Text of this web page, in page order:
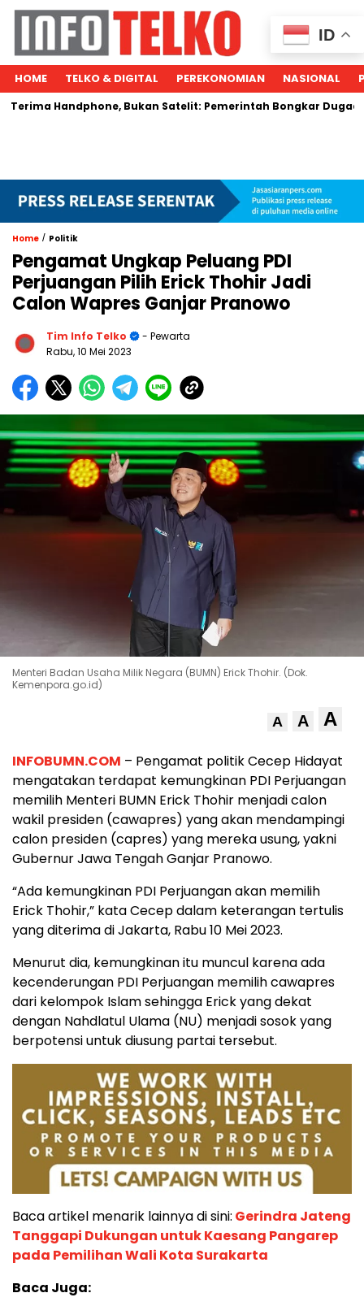
HOME TELKO & DIGITAL PEREKONOMIAN NASIONAL
Handphone, Bukan Satelit: Pemerintah Bongkar
Home / Politik
Pengamat Ungkap Peluang PDI
Perjuangan Pilih Erick Thohir Jadi
Calon Wapres Ganjar Pranowo
Tim Info Telko
- Pewarta
Rabu, 10 Mei 2023
Menteri Badan Usaha Milik Negara (BUMN) Erick Thohir. (Dok.
Kemenpora.go.id)
A A A
INFOBUMN.COM – Pengamat politik Cecep Hidayat
mengatakan terdapat kemungkinan PDI Perjuangan
memilih Menteri BUMN Erick Thohir menjadi calon
wakil presiden (cawapres) yang akan mendampingi
calon presiden (capres) yang mereka usung, yakni
Gubernur Jawa Tengah Ganjar Pranowo.
“Ada kemungkinan PDI Perjuangan akan memilih
Erick Thohir,” kata Cecep dalam keterangan tertulis
yang diterima di Jakarta, Rabu 10 Mei 2023.
Menurut dia, kemungkinan itu muncul karena ada
kecenderungan PDI Perjuangan memilih cawapres
dari kelompok Islam sehingga Erick yang dekat
dengan Nahdlatul Ulama (NU) menjadi sosok yang
berpotensi untuk diusung partai tersebut.
Baca artikel menarik lainnya di sini: Gerindra Jateng
Tanggapi Dukungan untuk Kaesang Pangarep
pada Pemilihan Wali Kota Surakarta
Baca Juga:
ID